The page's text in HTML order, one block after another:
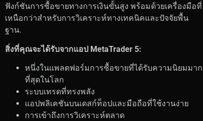
ฟังก์ชันการซื้อขายทางการเงินขั้นสูง พร้อมด้วยเครื่องมือที่
เหนือกว่าสำหรับการวิเคราะห์ทางเทคนิคและปัจจัยพื้น
ฐาน.
สิ่งที่คุณจะได้รับจากแอป MetaTrader 5:
หนึ่งในแพลตฟอร์มการซื้อขายที่ได้รับความนิยมมาก
ที่สุดในโลก
ระบบเทรดที่ทรงพลัง
แอปพลิเคชันบนเดสก์ท็อปและมือถือที่ใช้งานง่าย
การเข้าถึงการวิเคราะห์ตลาด